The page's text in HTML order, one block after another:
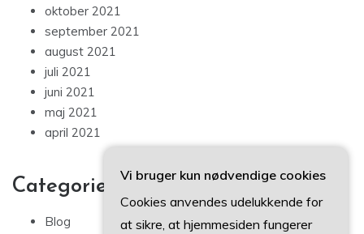
oktober 2021
september 2021
august 2021
juli 2021
juni 2021
maj 2021
april 2021
Categories
Blog
Vi bruger kun nødvendige cookies
Cookies anvendes udelukkende for
at sikre, at hjemmesiden fungerer